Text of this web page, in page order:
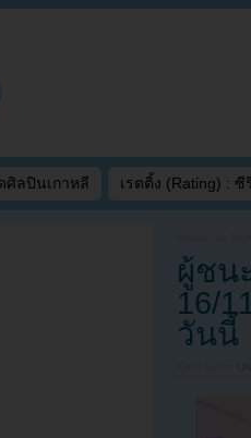
ศิลปินเกาหลี เรตติ้ง (Rating) : ซี
ผู้ชน
16/
วันนี้